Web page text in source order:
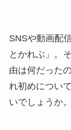
SNSや動画配
とかれぶ」。
由は何だった
れ初めについ
いでしょうか。